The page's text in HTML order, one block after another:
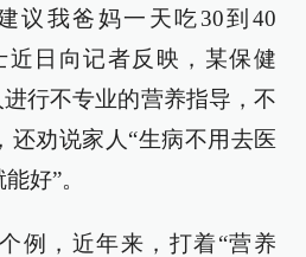
议我爸妈一天吃30到40
近日向记者反映，某保健
行不专业的营养指导，不
还劝说家人“生病不用去医
好”。
例，近年来，打着“营养